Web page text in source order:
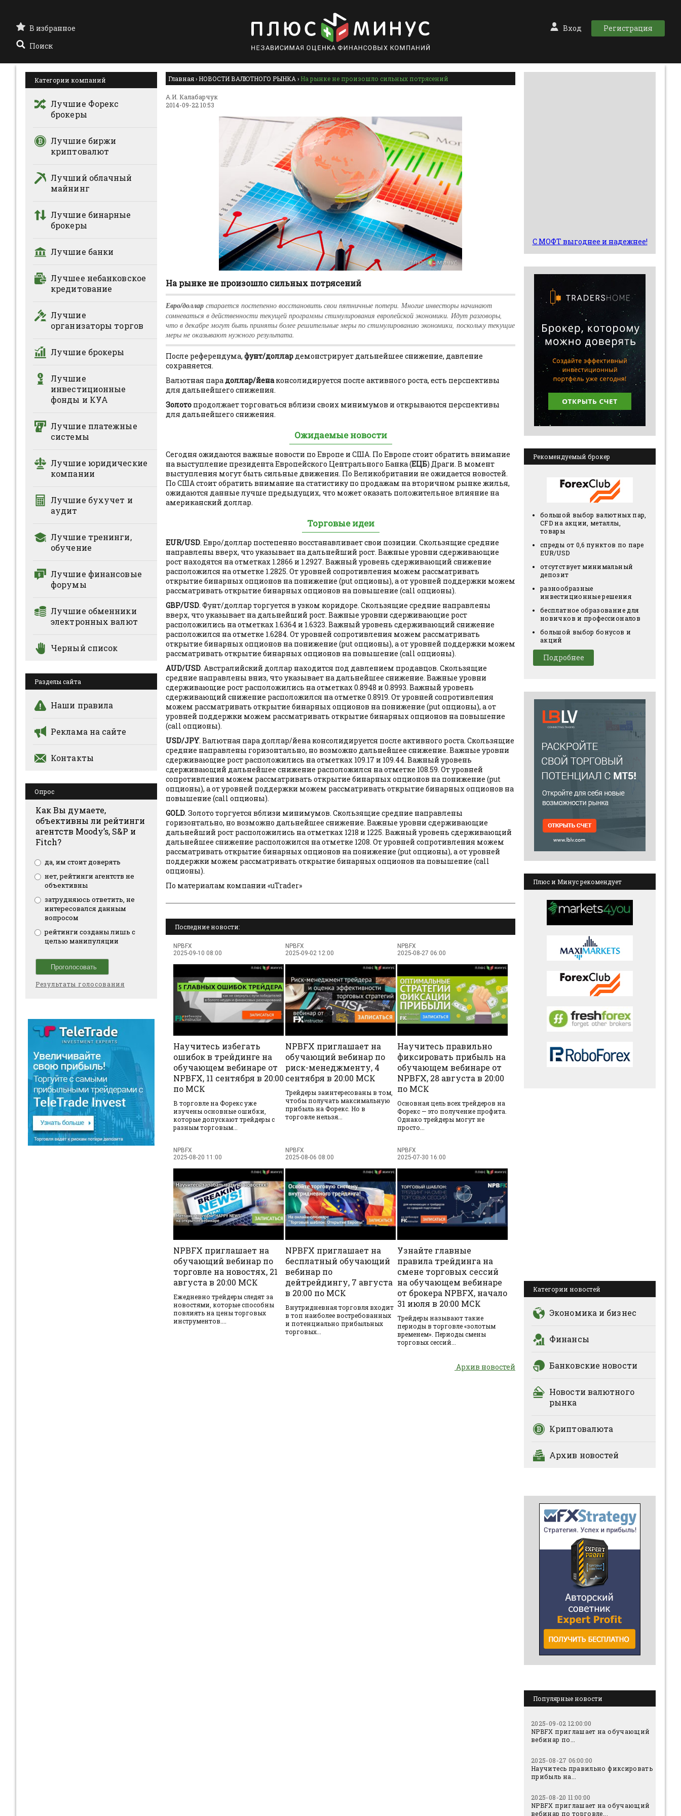
В избранное
Поиск
Вход Регистрация
Категории компаний
Лучшие Форекс
брокеры
Лучшие биржи
криптовалют
Лучший облачный
майнинг
Лучшие бинарные
брокеры
Лучшие банки
Лучшее небанковское
кредитование
Лучшие
организаторы торгов
Лучшие брокеры
Лучшие
инвестиционные
фонды и КУА
Лучшие платежные
системы
Лучшие юридические
компании
Лучшие бухучет и
аудит
Лучшие тренинги,
обучение
Лучшие финансовые
форумы
Лучшие обменники
электронных валют
Черный список
Разделы сайта
Наши правила
Реклама на сайте
Контакты
Опрос
Как Вы думаете,
объективны ли рейтинги
агентств Moody’s, S&P и
Fitch?
да, им стоит доверять
нет, рейтинги агентств не
объективны
затрудняюсь ответить, не
интересовался данным
вопросом
рейтинги созданы лишь с
целью манипуляции
Результаты голосования
Главная›НОВОСТИ ВАЛЮТНОГО РЫНКА › На рынке не произошло сильных потрясений
А.И. Калабарчук
2014-09-22 10:53
На рынке не произошло сильных потрясений
Евро/доллар старается постепенно восстановить свои пятничные потери. Многие инвесторы начинают
сомневаться в действенности текущей программы стимулирования европейской экономики. Идут разговоры,
что в декабре могут быть приняты более решительные меры по стимулированию экономики, поскольку текущие
меры не оказывают нужного результата.
После референдума, фунт/доллардемонстрирует дальнейшее снижение, давление
сохраняется.
Валютная парадоллар/йенаконсолидируется после активного роста, есть перспективы
для дальнейшего снижения.
Золото продолжает торговаться вблизи своих минимумов и открываются перспективы
для дальнейшего снижения.
Ожидаемые новости
Сегодня ожидаются важные новости по Европе и США. По Европе стоит обратить внимание
на выступление президента Европейского Центрального Банка (ЕЦБ) Драги. В момент
выступления могут быть сильные движения. По Великобритании не ожидается новостей.
По США стоит обратить внимание на статистику по продажам на вторичном рынке жилья,
ожидаются данные лучше предыдущих, что может оказать положительное влияние на
американский доллар.
Торговые идеи
EUR/USD. Евро/доллар постепенно восстанавливает свои позиции. Скользящие средние
направлены вверх, что указывает на дальнейший рост. Важные уровни сдерживающие
рост находятся на отметках 1.2866 и 1.2927. Важный уровень сдерживающий снижение
расположился на отметке 1.2825. От уровней сопротивления можем рассматривать
открытие бинарных опционов на понижение (put опционы), а от уровней поддержки можем
рассматривать открытие бинарных опционов на повышение (call опционы).
GBP/USD. Фунт/доллар торгуется в узком коридоре. Скользящие средние направлены
вверх, что указывает на дальнейший рост. Важные уровни сдерживающие рост
расположились на отметках 1.6364 и 1.6323. Важный уровень сдерживающий снижение
расположился на отметке 1.6284. От уровней сопротивления можем рассматривать
открытие бинарных опционов на понижение (put опционы), а от уровней поддержки можем
рассматривать открытие бинарных опционов на повышение (call опционы).
AUD/USD. Австралийский доллар находится под давлением продавцов. Скользящие
средние направлены вниз, что указывает на дальнейшее снижение. Важные уровни
сдерживающие рост расположились на отметках 0.8948 и 0.8993. Важный уровень
сдерживающий снижение расположился на отметке 0.8919. От уровней сопротивления
можем рассматривать открытие бинарных опционов на понижение (put опционы), а от
уровней поддержки можем рассматривать открытие бинарных опционов на повышение
(call опционы).
USD/JPY. Валютная пара доллар/йена консолидируется после активного роста. Скользящие
средние направлены горизонтально, но возможно дальнейшее снижение. Важные уровни
сдерживающие рост расположились на отметках 109.17 и 109.44. Важный уровень
сдерживающий дальнейшее снижение расположился на отметке 108.59. От уровней
сопротивления можем рассматривать открытие бинарных опционов на понижение (put
опционы), а от уровней поддержки можем рассматривать открытие бинарных опционов на
повышение (call опционы).
GOLD. Золото торгуется вблизи минимумов. Скользящие средние направлены
горизонтально, но возможно дальнейшее снижение. Важные уровни сдерживающие
дальнейший рост расположились на отметках 1218 и 1225. Важный уровень сдерживающий
дальнейшее снижение расположился на отметке 1208. От уровней сопротивления можем
рассматривать открытие бинарных опционов на понижение (put опционы), а от уровней
поддержки можем рассматривать открытие бинарных опционов на повышение (call
опционы).
По материалам компании «uTrader»
Последние новости:
NPBFX
2025-09-10 08:00
Научитесь избегать
ошибок в трейдинге на
обучающем вебинаре от
NPBFX, 11 сентября в 20:00
по МСК
В торговле на Форекс уже
изучены основные ошибки,
которые допускают трейдеры с
разным торговым...
NPBFX
2025-09-02 12:00
NPBFX приглашает на
обучающий вебинар по
риск-менеджменту, 4
сентября в 20:00 МСК
Трейдеры заинтересованы в том,
чтобы получать максимальную
прибыль на Форекс. Но в
торговле нельзя...
NPBFX
2025-08-27 06:00
Научитесь правильно
фиксировать прибыль на
обучающем вебинаре от
NPBFX, 28 августа в 20:00
по МСК
Основная цель всех трейдеров на
Форекс — это получение профита.
Однако трейдеры могут не
просто...
NPBFX
2025-08-20 11:00
NPBFX приглашает на
обучающий вебинар по
торговле на новостях, 21
августа в 20:00 МСК
Ежедневно трейдеры следят за
новостями, которые способны
повлиять на цены торговых
инструментов....
NPBFX
2025-08-06 08:00
NPBFX приглашает на
бесплатный обучающий
вебинар по
дейтрейдингу, 7 августа
в 20:00 по МСК
Внутридневная торговля входит
в топ наиболее востребованных
и потенциально прибыльных
торговых...
NPBFX
2025-07-30 16:00
Узнайте главные
правила трейдинга на
смене торговых сессий
на обучающем вебинаре
от брокера NPBFX, начало
31 июля в 20:00 МСК
Трейдеры называют такие
периоды в торговле «золотым
временем». Периоды смены
торговых сессий...
Архив новостей
С МОФТ выгоднее и надежнее!
Рекомендуемый брокер
большой выбор валютных пар,
CFD на акции, металлы,
товары
спреды от 0,6 пунктов по паре
EUR/USD
отсутствует минимальный
депозит
разнообразные
инвестиционные решения
бесплатное образование для
новичков и профессионалов
большой выбор бонусов и
акций
Подробнее
Плюс и Минус рекомендует
Категории новостей
Экономика и бизнес
Финансы
Банковские новости
Новости валютного
рынка
Криптовалюта
Архив новостей
Популярные новости
2025-09-02 12:00:00
NPBFX приглашает на обучающий
вебинар по...
2025-08-27 06:00:00
Научитесь правильно фиксировать
прибыль на...
2025-08-20 11:00:00
NPBFX приглашает на обучающий
вебинар по торговле...